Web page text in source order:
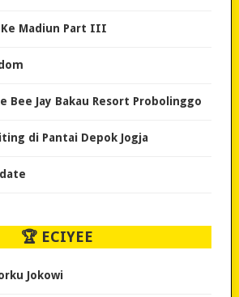
Madiun Part III
Bee Jay Bakau Resort Probolinggo
di Pantai Depok Jogja
🏆 ECIYEE
Jokowi